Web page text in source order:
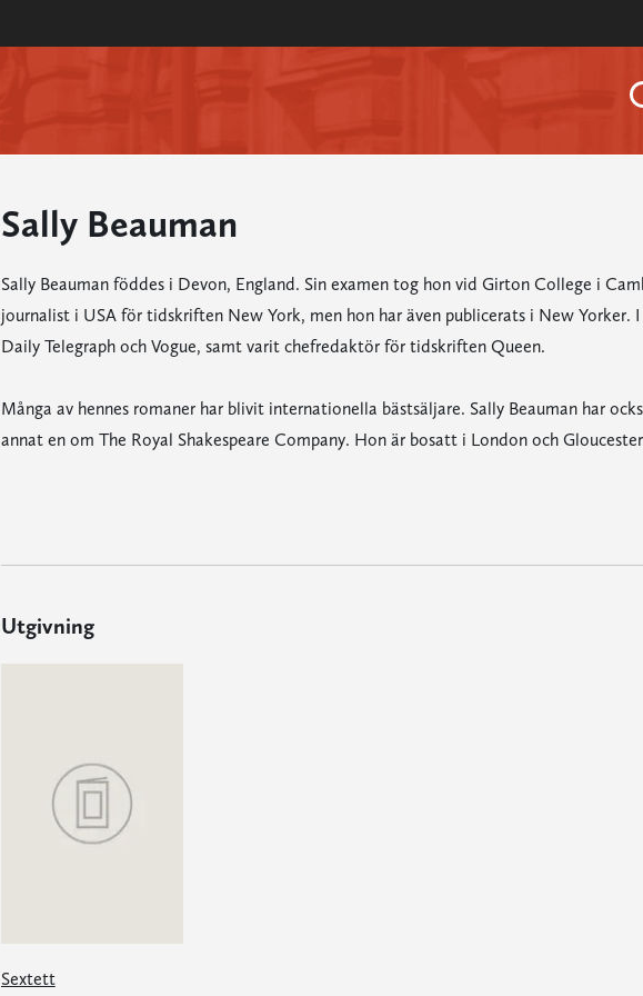
Sally Beauman
Sally Beauman föddes i Devon, England. Sin examen tog hon vid Girton College i
journalist i USA för tidskriften New York, men hon har även publicerats i New Yorker.
Daily Telegraph och Vogue, samt varit chefredaktör för tidskriften Queen.
Många av hennes romaner har blivit internationella bästsäljare. Sally Beauman har
annat en om The Royal Shakespeare Company. Hon är bosatt i London och
Utgivning
Sextett